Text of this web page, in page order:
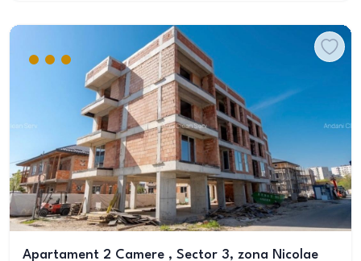
Apartament 2 Camere , Sector 3, zona Nicolae